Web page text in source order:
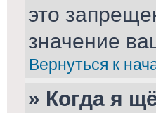
это
значение
Вернуться к
» Когда я